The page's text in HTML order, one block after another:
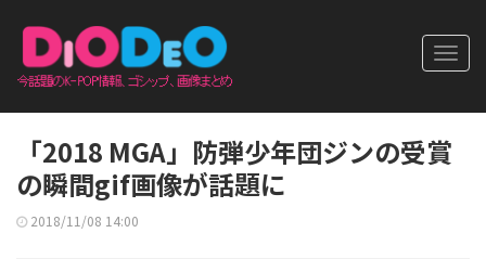
「2018 MGA」防弾少年団ジンの受賞
の瞬間gif画像が話題に
2018/11/08 14:00